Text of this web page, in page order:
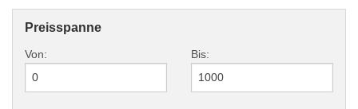
Preisspanne
Von: Bis: